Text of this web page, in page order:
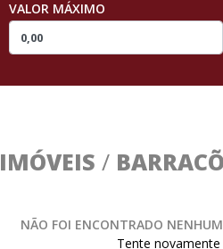
VALOR MÁXIMO
IMÓVEIS /
NÃO FOI ENCONTRADO
Tente